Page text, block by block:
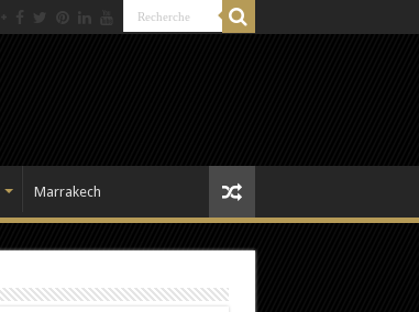
Marrakech